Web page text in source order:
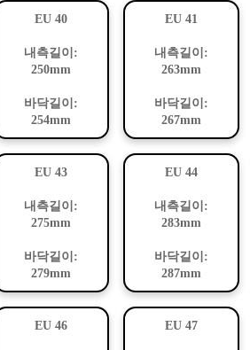
EU 40
내측길이:
250mm
바닥길이:
254mm
EU 41
내측길이:
263mm
바닥길이:
267mm
EU 43
내측길이:
275mm
바닥길이:
279mm
EU 44
내측길이:
283mm
바닥길이:
287mm
EU 46 EU 47